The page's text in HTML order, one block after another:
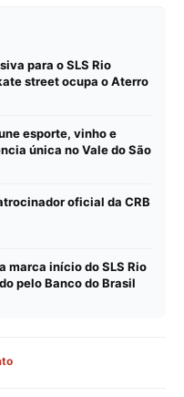
para o SLS Rio
street ocupa o Aterro
esporte, vinho e
única no Vale do São
oficial da CRB
marca início do SLS Rio
pelo Banco do Brasil